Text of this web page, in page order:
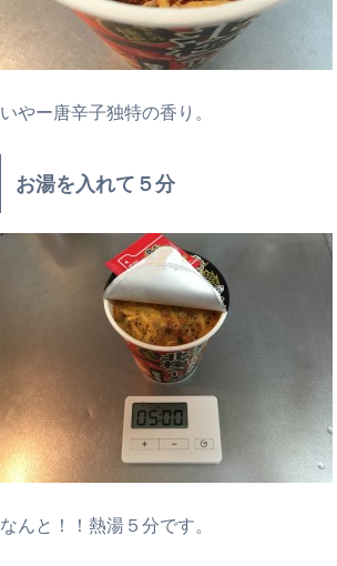
いやー唐辛子独特の香り。
お湯を入れて５分
なんと！！熱湯５分です。